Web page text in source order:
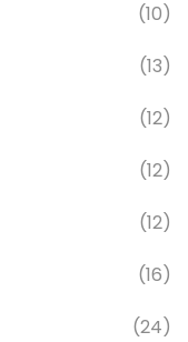
(10)
(13)
(12)
(12)
(12)
(16)
(24)